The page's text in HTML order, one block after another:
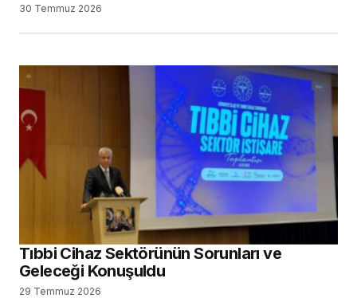
30 Temmuz 2026
Tıbbi Cihaz Sektörünün Sorunları ve
Geleceği Konuşuldu
29 Temmuz 2026